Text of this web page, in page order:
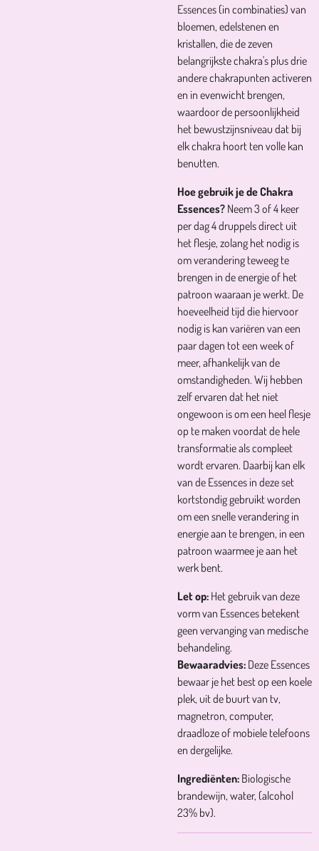
Essences (in combinaties) van
bloemen, edelstenen en
kristallen, die de zeven
belangrijkste chakra's plus drie
andere chakrapunten activeren
en in evenwicht brengen,
waardoor de persoonlijkheid
het bewustzijnsniveau dat bij
elk chakra hoort ten volle kan
benutten.
Hoe gebruik je de Chakra
Essences? Neem 3 of 4 keer
per dag 4 druppels direct uit
het flesje, zolang het nodig is
om verandering teweeg te
brengen in de energie of het
patroon waaraan je werkt. De
hoeveelheid tijd die hiervoor
nodig is kan variëren van een
paar dagen tot een week of
meer, afhankelijk van de
omstandigheden. Wij hebben
zelf ervaren dat het niet
ongewoon is om een heel flesje
op te maken voordat de hele
transformatie als compleet
wordt ervaren. Daarbij kan elk
van de Essences in deze set
kortstondig gebruikt worden
om een snelle verandering in
energie aan te brengen, in een
patroon waarmee je aan het
werk bent.
Let op: Het gebruik van deze
vorm van Essences betekent
geen vervanging van medische
behandeling.
Bewaaradvies: Deze Essences
bewaar je het best op een koele
plek, uit de buurt van tv,
magnetron, computer,
draadloze of mobiele telefoons
en dergelijke.
Ingrediënten: Biologische
brandewijn, water, (alcohol
23% bv).